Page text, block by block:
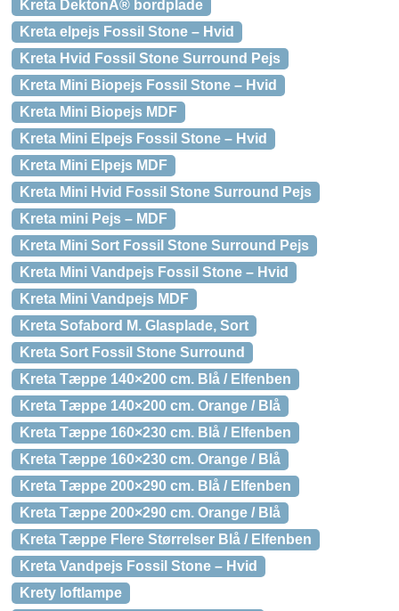
Kreta DektonÂ® bordplade
Kreta elpejs Fossil Stone – Hvid
Kreta Hvid Fossil Stone Surround Pejs
Kreta Mini Biopejs Fossil Stone – Hvid
Kreta Mini Biopejs MDF
Kreta Mini Elpejs Fossil Stone – Hvid
Kreta Mini Elpejs MDF
Kreta Mini Hvid Fossil Stone Surround Pejs
Kreta mini Pejs – MDF
Kreta Mini Sort Fossil Stone Surround Pejs
Kreta Mini Vandpejs Fossil Stone – Hvid
Kreta Mini Vandpejs MDF
Kreta Sofabord M. Glasplade, Sort
Kreta Sort Fossil Stone Surround
Kreta Tæppe 140×200 cm. Blå / Elfenben
Kreta Tæppe 140×200 cm. Orange / Blå
Kreta Tæppe 160×230 cm. Blå / Elfenben
Kreta Tæppe 160×230 cm. Orange / Blå
Kreta Tæppe 200×290 cm. Blå / Elfenben
Kreta Tæppe 200×290 cm. Orange / Blå
Kreta Tæppe Flere Størrelser Blå / Elfenben
Kreta Vandpejs Fossil Stone – Hvid
Krety loftlampe